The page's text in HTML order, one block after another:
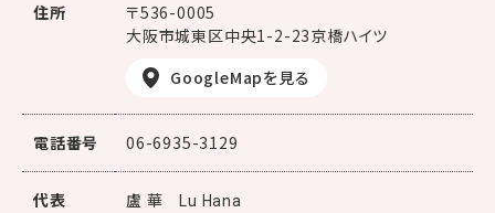
住所
〒536-0005
大阪市城東区中央1-2-23京橋ハイツ
GoogleMapを見る
電話番号 06-6935-3129
代表 盧 華Lu Hana